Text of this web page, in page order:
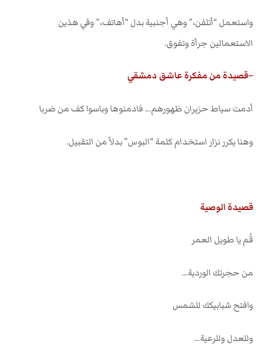
واستعمل “أتلفن،” وهي أجنبية بدل “أهاتف،” وفي هذين
الاستعمالين جرأة وتفوق.
–قصيدة من مفكرة عاشق دمشقي
أدمت سياط حزيران ظهورهم… فادمنوها وباسوا كف من ضربا
وهنا يكرر نزار استخدام كلمة “البوس” بدلاً من التقبيل.
قصيدة الوصية
قُم يا طويل العمر
من حجرتك الوردية…
وافتح شبابيكك للشمس
وللعدل وللرعية…